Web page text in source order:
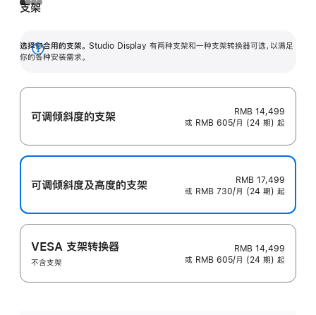
支架
选择你合用的支架。 Studio Display 有两种支架和一种支架转换器可选，以满足
你的各种安装需求。
展
可调倾斜度的支架
RMB 14,499
或 RMB 605/月 (24 期) 起
可调倾斜度及高‍度的支‍架
RMB 17,499
或 RMB 730/月 (24 期) 起
VESA 支架转换器
不含支架
RMB 14,499
或 RMB 605/月 (24 期) 起